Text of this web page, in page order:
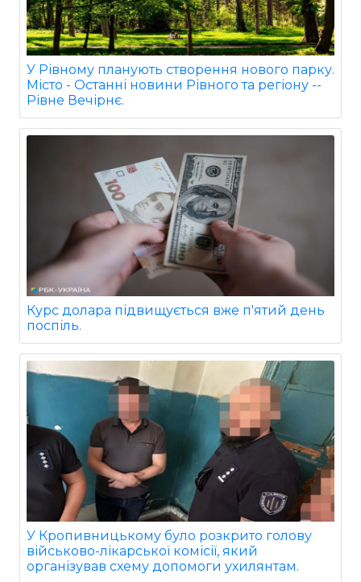
У Рівному планують створення нового парку.
Місто - Останні новини Рівного та регіону --
Рівне Вечірнє.
Курс долара підвищується вже п'ятий день
поспіль.
У Кропивницькому було розкрито голову
військово-лікарської комісії, який
організував схему допомоги ухилянтам.